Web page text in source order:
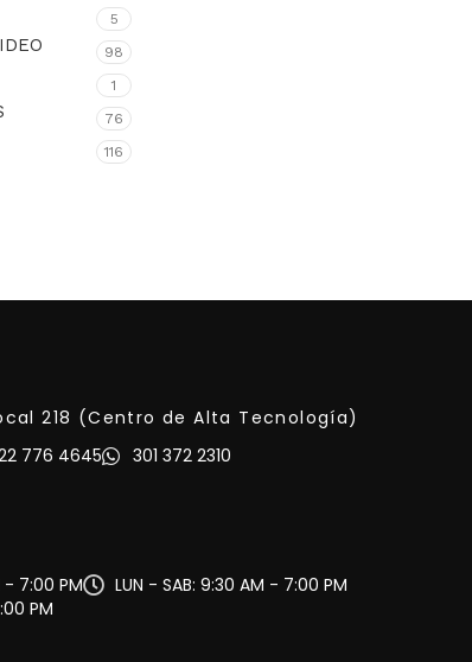
5
98
1
76
116
218 (Centro de Alta Tecnología)
776 4645 301 372 2310
- 7:00 PM
LUN - SAB: 9:30 AM - 7:00 PM
PM